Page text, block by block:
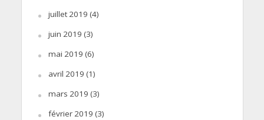
juillet 2019 (4)
juin 2019 (3)
mai 2019 (6)
avril 2019 (1)
mars 2019 (3)
février 2019 (3)